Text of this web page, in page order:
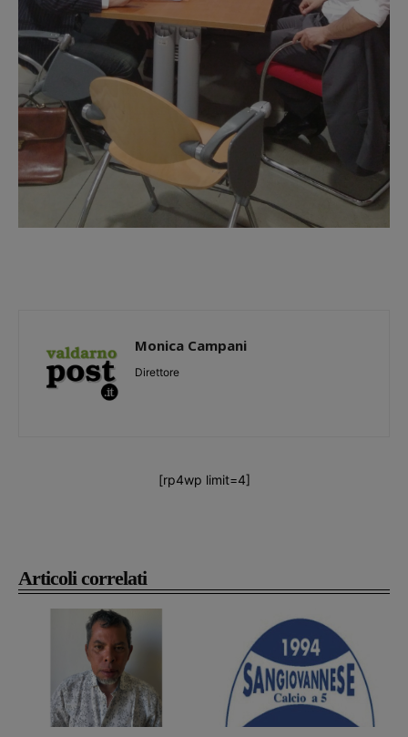
Articoli correlati
Monica Campani
Direttore
[rp4wp limit=4]